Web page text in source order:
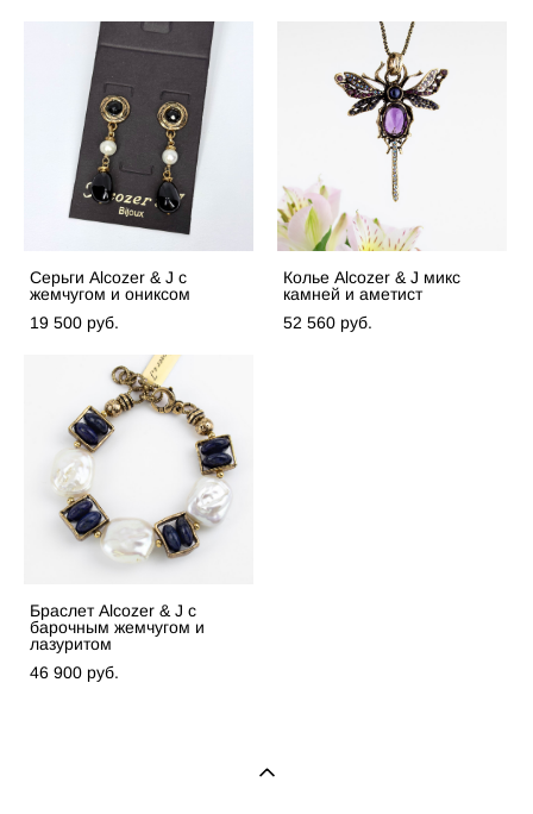
Серьги Alcozer & J с
жемчугом и ониксом
19 500 pуб.
Колье Alcozer & J микс
камней и аметист
52 560 pуб.
Браслет Alcozer & J с
барочным жемчугом и
лазуритом
46 900 pуб.